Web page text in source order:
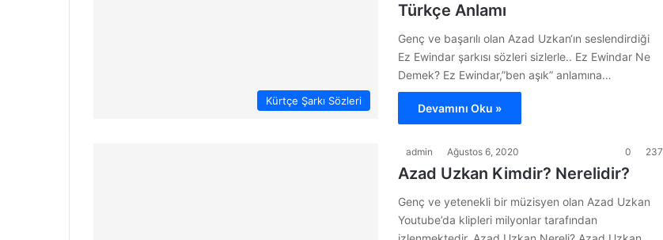
Kürtçe Şarkı Sözleri
Türkçe Anlamı
Genç ve başarılı olan Azad Uzkan‘ın seslendirdiği
Ez Ewindar şarkısı sözleri sizlerle.. Ez Ewindar Ne
Demek? Ez Ewindar,”ben aşık” anlamına…
Devamını Oku »
admin Ağustos 6, 2020 0 237
Azad Uzkan Kimdir? Nerelidir?
Genç ve yetenekli bir müzisyen olan Azad Uzkan
Youtube’da klipleri milyonlar tarafından